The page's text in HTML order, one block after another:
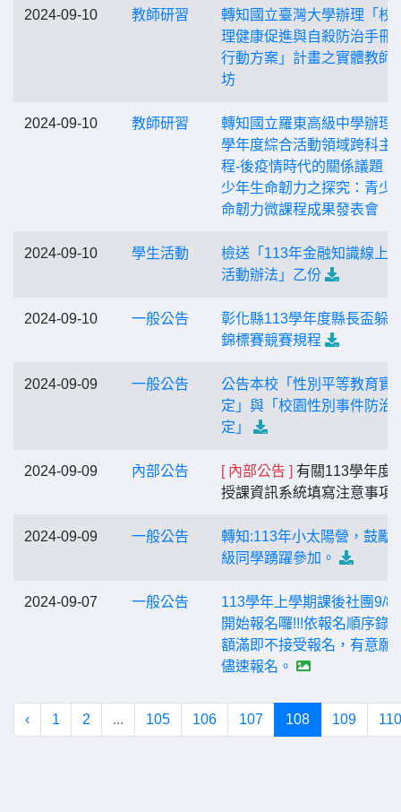
2024-09-10 教師研習
轉知國立臺灣大學辦理「校
理健康促進與自殺防治手冊
行動方案」計畫之實體教師
坊
2024-09-10 教師研習
轉知國立羅東高級中學辦理
學年度綜合活動領域跨科主
程-後疫情時代的關係議題：
少年生命韌力之探究：青少
命韌力微課程成果發表會
2024-09-10 學生活動
檢送「113年金融知識線上
活動辦法」乙份
2024-09-10 一般公告
彰化縣113學年度縣長盃躲
錦標賽競賽規程
2024-09-09 一般公告
公告本校「性別平等教育實
定」與「校園性別事件防治
定」
2024-09-09 內部公告 [ 內部公告 ] 有關113學年度
授課資訊系統填寫注意事項
2024-09-09 一般公告
轉知:113年小太陽營，鼓勵
級同學踴躍參加。
2024-09-07 一般公告
113學年上學期課後社團9/8(
開始報名囉!!!依報名順序錄
額滿即不接受報名，有意願
儘速報名。
‹ 1 2 ... 105 106 107 108 109 110